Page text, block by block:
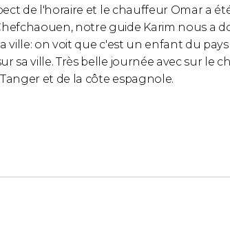
de l'horaire et le chauffeur Omar a
notre guide Karim nous a
ville: on voit que c'est un enfant du
sa ville. Très belle journée avec sur le
et de la côte espagnole.